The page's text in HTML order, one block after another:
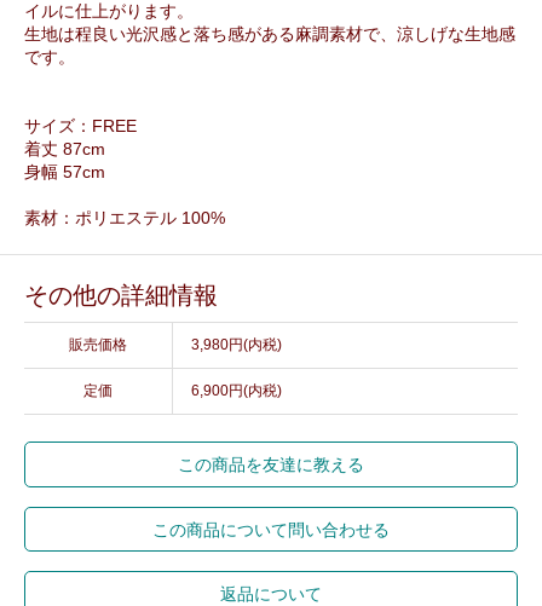
イルに仕上がります。
生地は程良い光沢感と落ち感がある麻調素材で、涼しげな生地感
です。
サイズ：FREE
着丈 87cm
身幅 57cm
素材：ポリエステル 100%
その他の詳細情報
販売価格 3,980円(内税)
定価 6,900円(内税)
この商品を友達に教える
この商品について問い合わせる
返品について